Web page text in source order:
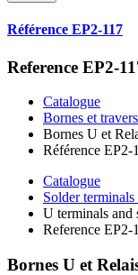
Référence EP2-117
Reference EP2-
Catalogue
Bornes et
Bornes U et
Référence EP2-
Catalogue
Solder
U terminals and
Reference EP2-
Bornes U et